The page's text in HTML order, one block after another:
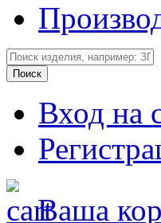
Вход на
Ваша